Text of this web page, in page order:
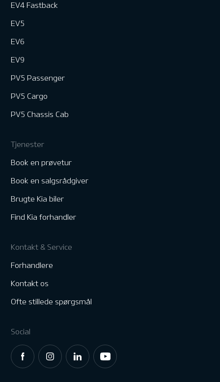
EV4 Fastback
EV5
EV6
EV9
PV5 Passenger
PV5 Cargo
PV5 Chassis Cab
Tjenester
Book en prøvetur
Book en salgsrådgiver
Brugte Kia biler
Find Kia forhandler
Kontakt & Service
Forhandlere
Kontakt os
Ofte stillede spørgsmål
Social